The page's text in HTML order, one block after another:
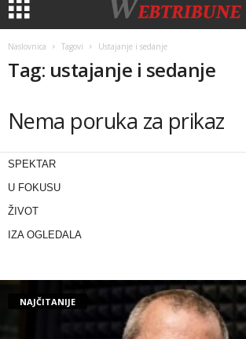
Naslovnica Tagovi Ustajanje i sedanje
Tag: ustajanje i sedanje
Nema poruka za prikaz
SPEKTAR
U FOKUSU
ŽIVOT
IZA OGLEDALA
NAJČITANIJE